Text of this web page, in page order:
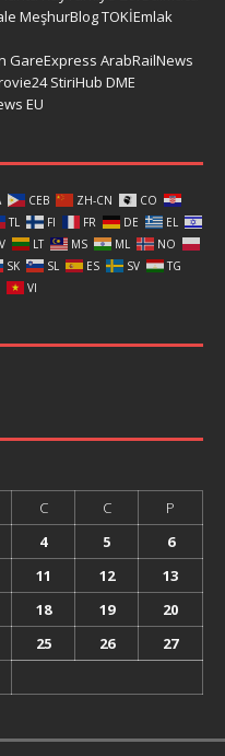
MeşhurBlogTOKİEmlak
GareExpress ArabRailNews
StiriHub DME
EU
CEB ZH-CN
CO
TL FI FR DE
EL
LT MS ML
NO
SK SL ES SV
TG
VI
C C
P
4 5
6
11 12
13
18 19
20
25 26
27